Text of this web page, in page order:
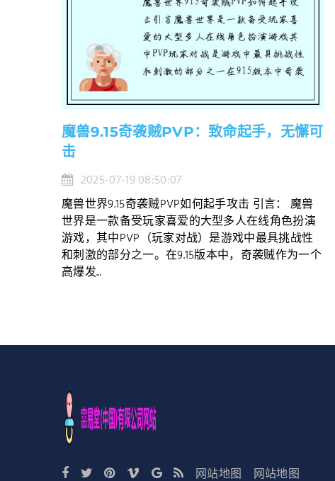
魔兽9.15奇袭贼PVP：致命起手，无懈可
击
2025-07-19 08:50:07
魔兽世界9.15奇袭贼PVP如何起手攻击 引言： 魔兽
世界是一款备受玩家喜爱的大型多人在线角色扮演
游戏，其中PVP（玩家对战）是游戏中最具挑战性
和刺激的部分之一。在9.15版本中，奇袭贼作为一个
高爆发...
网站地图 网站地图